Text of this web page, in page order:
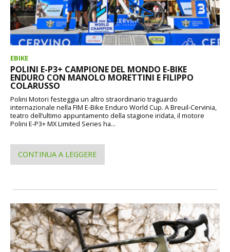
EBIKE
POLINI E-P3+ CAMPIONE DEL MONDO E-BIKE
ENDURO CON MANOLO MORETTINI E FILIPPO
COLARUSSO
Polini Motori festeggia un altro straordinario traguardo
internazionale nella FIM E-Bike Enduro World Cup. A Breuil-Cervinia,
teatro dell’ultimo appuntamento della stagione iridata, il motore
Polini E-P3+ MX Limited Series ha...
CONTINUA A LEGGERE